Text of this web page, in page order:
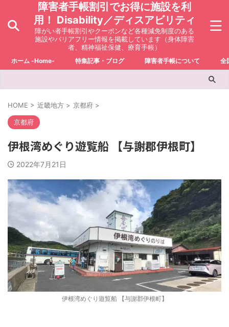
障害者手帳割引でお得に施設を利
用！ Disability／ディスアビリティ
障がい者手帳割引やクーポンなど各種減免制度のある
施設やバリアフリー情報を掲載しています（身体障害
者、精神福祉保健、療育手帳）
ホーム -Home- 特集記事・ブログ 障害者手帳について 全
HOME > 近畿地方 > 京都府 >
京都府
伊根湾めぐり遊覧船 【与謝郡伊根町】
2022年7月21日
伊根湾めぐり遊覧船 【与謝郡伊根町】